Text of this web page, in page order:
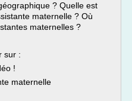
? Quelle est
maternelle ? Où
maternelles ?
sur :
!
maternelle